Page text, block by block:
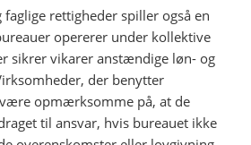
rettigheder spiller også en
opererer under kollektive
sikrer vikarer anstændige løn- og
der benytter
opmærksomme på, at de
til ansvar, hvis bureauet ikke